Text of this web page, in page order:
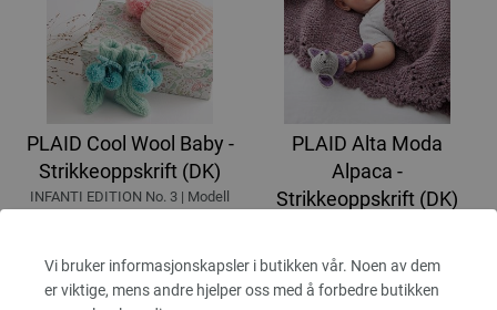
Vi bruker informasjonskapsler i butikken vår. Noen av dem
er viktige, mens andre hjelper oss med å forbedre butikken
PLAID Cool Wool Baby -
Strikkeoppskrift (DK)
INFANTI EDITION No. 3 | Modell
21,84 $ - 31,88 $
Ekskl. MVA, plussleverans og ev
importkostnader
PLAID Alta Moda
Alpaca -
Strikkeoppskrift (DK)
54,60 $
Ekskl. MVA, pluss leverans og ev